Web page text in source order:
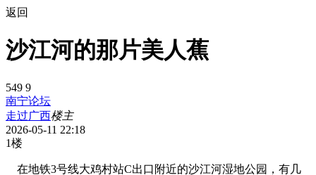
返回
沙江河的那片美人蕉
549 9
南宁论坛
走过广西楼主
2026-05-11 22:18
1楼
在地铁3号线大鸡村站C出口附近的沙江河湿地公园，有几